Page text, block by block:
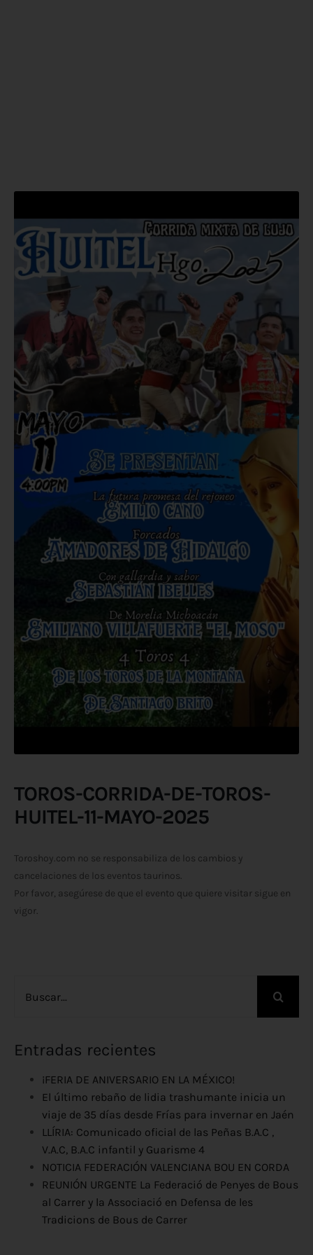
TOROS-CORRIDA-DE-TOROS-
HUITEL-11-MAYO-2025
Toroshoy.com no se responsabiliza de los cambios y
cancelaciones de los eventos taurinos.
Por favor, asegúrese de que el evento que quiere visitar sigue en
vigor.
Entradas recientes
¡FERIA DE ANIVERSARIO EN LA MÉXICO!
El último rebaño de lidia trashumante inicia un
viaje de 35 días desde Frías para invernar en Jaén
LLÍRIA: Comunicado oficial de las Peñas B.A.C ,
V.A.C, B.A.C infantil y Guarisme 4
NOTICIA FEDERACIÓN VALENCIANA BOU EN CORDA
REUNIÓN URGENTE La Federació de Penyes de Bous
al Carrer y la Associació en Defensa de les
Tradicions de Bous de Carrer